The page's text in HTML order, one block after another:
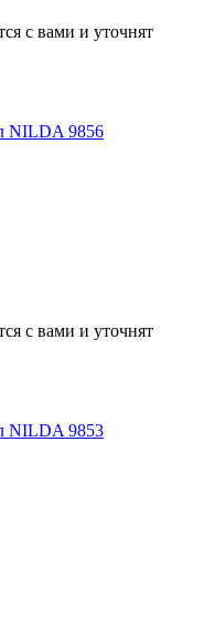
с вами и уточнят
с вами и уточнят